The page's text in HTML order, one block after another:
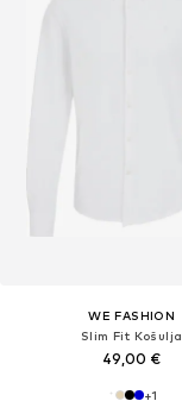
WE FASHION
Slim Fit Košulja
49,00 €
+1